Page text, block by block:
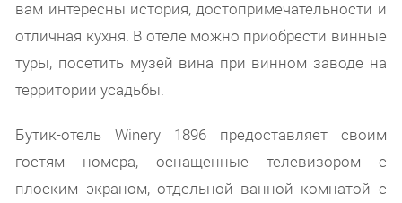
вам интересны история, достопримечательности и
отличная кухня. В отеле можно приобрести винные
туры, посетить музей вина при винном заводе на
территории усадьбы.
Бутик-отель Winery 1896 предоставляет своим
гостям номера, оснащенные телевизором с
плоским экраном, отдельной ванной комнатой с